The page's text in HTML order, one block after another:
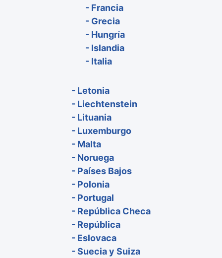
- Francia
- Grecia
- Hungría
- Islandia
- Italia
- Letonia
- Liechtenstein
- Lituania
- Luxemburgo
- Malta
- Noruega
- Países Bajos
- Polonia
- Portugal
- República Checa
- República
- Eslovaca
- Suecia y Suiza